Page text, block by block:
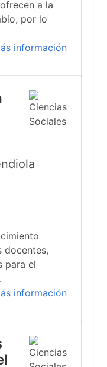
a la
por lo
información
docentes,
para el
información